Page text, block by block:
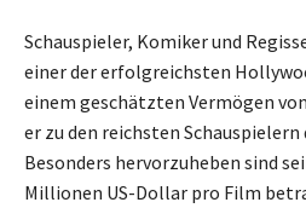
Schauspieler, Komiker und
einer der erfolgreichsten
einem geschätzten Vermögen
er zu den reichsten Schauspielern
Besonders hervorzuheben sind
Millionen US-Dollar pro Film